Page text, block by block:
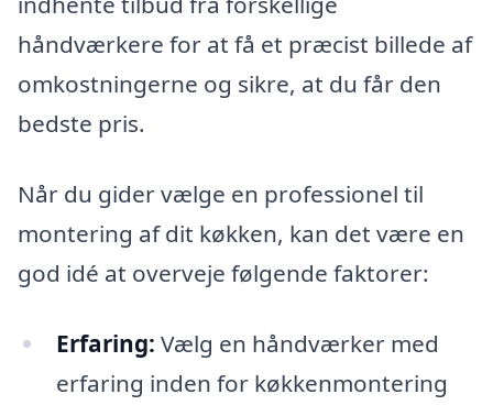
håndværkere for at få et præcist billede af
omkostningerne og sikre, at du får den
bedste pris.
Når du gider vælge en professionel til
montering af dit køkken, kan det være en
god idé at overveje følgende faktorer:
Erfaring: Vælg en håndværker med
erfaring inden for køkkenmontering